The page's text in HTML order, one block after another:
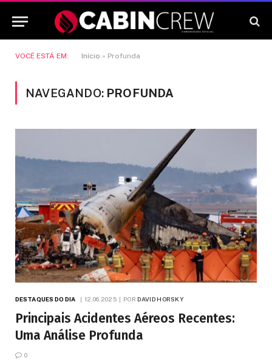
VOCÊ ESTÁ EM: Início » Profunda
NAVEGANDO: PROFUNDA
DESTAQUES DO DIA 12.06.2025 POR DAVID HORSKY
Principais Acidentes Aéreos Recentes:
Uma Análise Profunda
0